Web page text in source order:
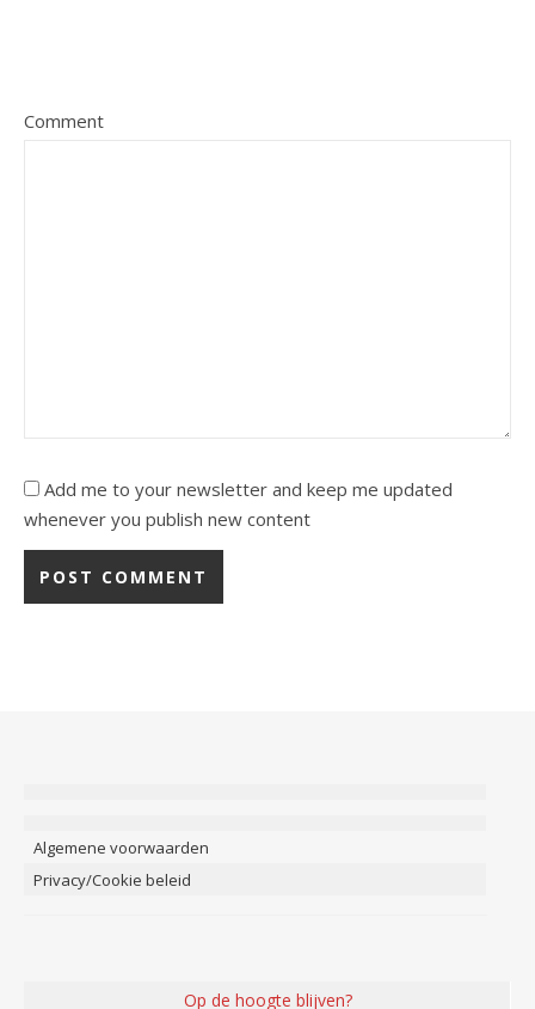
Comment
Add me to your newsletter and keep me updated
whenever you publish new content
Algemene voorwaarden
Privacy/Cookie beleid
Op de hoogte blijven?